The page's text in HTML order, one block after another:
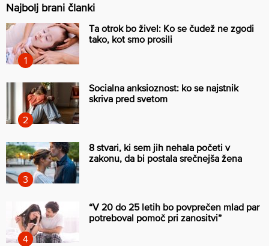
Najbolj brani članki
Ta otrok bo živel: Ko se čudež ne zgodi
tako, kot smo prosili
Socialna anksioznost: ko se najstnik
skriva pred svetom
8 stvari, ki sem jih nehala početi v
zakonu, da bi postala srečnejša žena
“V 20 do 25 letih bo povprečen mlad par
potreboval pomoč pri zanositvi”